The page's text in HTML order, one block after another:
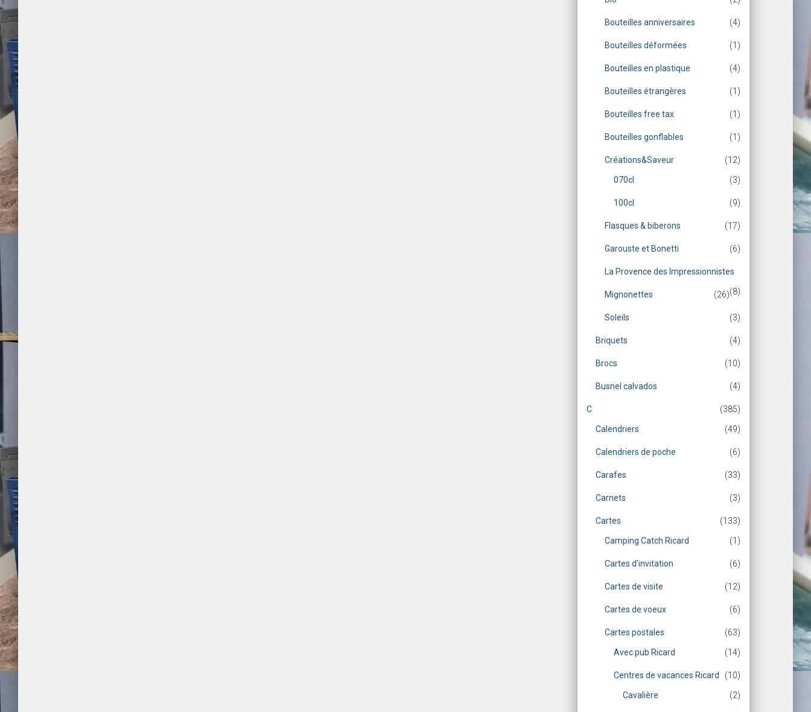
Bouteilles anniversaires (4)
Bouteilles déformées (1)
Bouteilles en plastique (4)
Bouteilles étrangères (1)
Bouteilles free tax (1)
Bouteilles gonflables (1)
Créations&Saveur (12)
070cl (3)
100cl (9)
Flasques & biberons (17)
Garouste et Bonetti (6)
La Provence des Impressionnistes
(8)
Mignonettes (26)
Soleils (3)
Briquets (4)
Brocs (10)
Busnel calvados (4)
C (385)
Calendriers (49)
Calendriers de poche (6)
Carafes (33)
Carnets (3)
Cartes (133)
Camping Catch Ricard (1)
Cartes d'invitation (6)
Cartes de visite (12)
Cartes de voeux (6)
Cartes postales (63)
Avec pub Ricard (14)
Centres de vacances Ricard (10)
Cavalière (2)